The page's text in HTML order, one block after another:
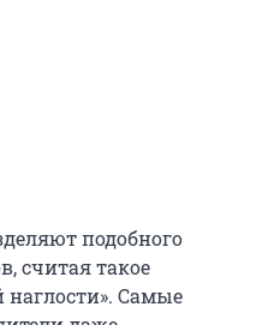
подобного
считая такое
Самые